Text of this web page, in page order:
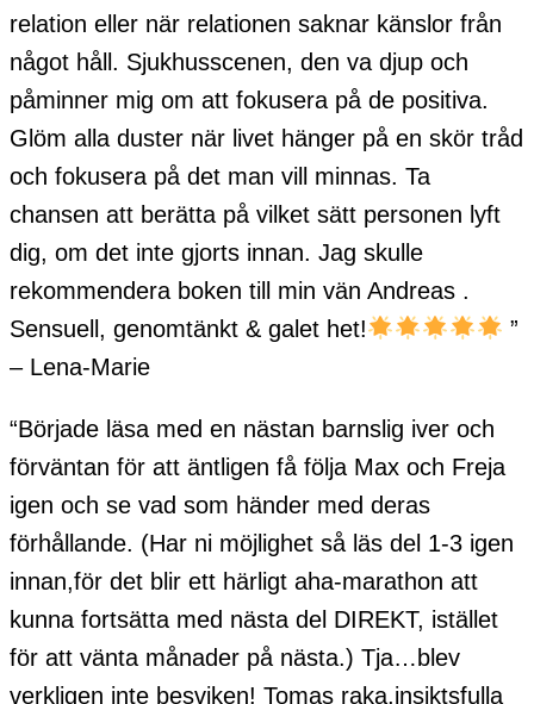
relation eller när relationen saknar känslor från
något håll. Sjukhusscenen, den va djup och
påminner mig om att fokusera på de positiva.
Glöm alla duster när livet hänger på en skör tråd
och fokusera på det man vill minnas. Ta
chansen att berätta på vilket sätt personen lyft
dig, om det inte gjorts innan. Jag skulle
rekommendera boken till min vän Andreas .
Sensuell, genomtänkt & galet het!
”
– Lena-Marie
“Började läsa med en nästan barnslig iver och
förväntan för att äntligen få följa Max och Freja
igen och se vad som händer med deras
förhållande. (Har ni möjlighet så läs del 1-3 igen
innan,för det blir ett härligt aha-marathon att
kunna fortsätta med nästa del DIREKT, istället
för att vänta månader på nästa.) Tja…blev
verkligen inte besviken! Tomas raka,insiktsfulla